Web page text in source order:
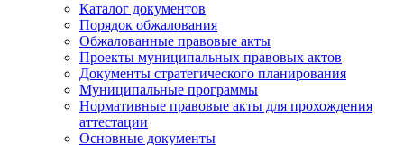
Каталог документов
Порядок обжалования
Обжалованные правовые акты
Проекты муниципальных правовых актов
Документы стратегического планирования
Муниципальные программы
Нормативные правовые акты для прохождения
аттестации
Основные документы